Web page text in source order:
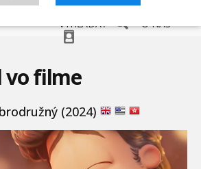
VYHĽADAŤ O NÁS
vo filme
(2024)